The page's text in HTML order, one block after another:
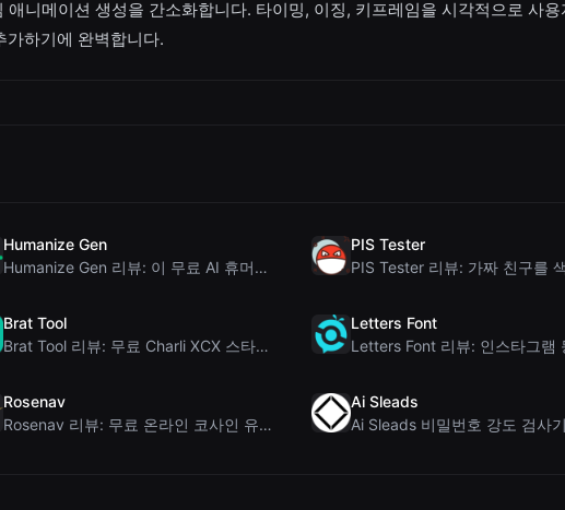
니메이션 생성을 간소화합니다. 타이밍, 이징, 키프레임을 시각적으로 사
가하기에 완벽합니다.
Humanize Gen
Humanize Gen 리뷰: 이 무료 AI 휴머나이저 심층 분석
PIS Tester
Brat Tool
Brat Tool 리뷰: 무료 Charli XCX 스타일 Brat 텍스트 생성기
Letters Font
Rosenav
Rosenav 리뷰: 무료 온라인 코사인 유사도 검사기 및 텍스트 차이 비교 도구
Ai Sleads